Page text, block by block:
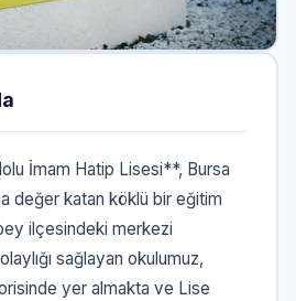
İmam Hatip Lisesi**, Bursa
değer katan köklü bir eğitim
ilçesindeki merkezi
sağlayan okulumuz,
yer almakta ve Lise